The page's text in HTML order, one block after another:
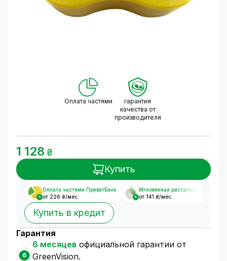
Оплата частями
гарантия
качества от
производителя
1 128 ₴
Купить
5
Оплата частями ПриватБанк
от 226 ₴/мес.
8
Мгновенная рассрочка
от 141 ₴/мес.
Купить в кредит
Гарантия
6
6 месяцев официальной гарантии от
GreenVision.